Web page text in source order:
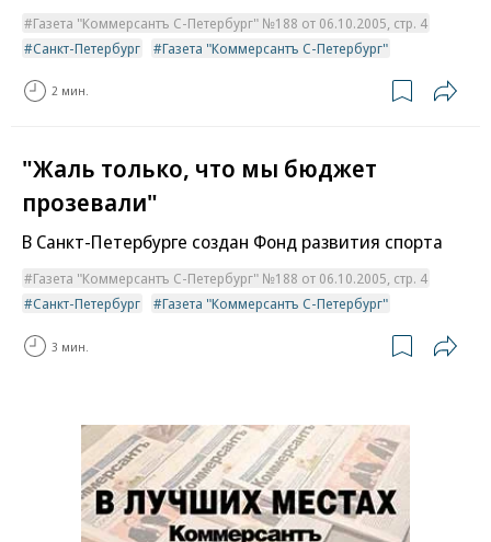
Газета "Коммерсантъ С-Петербург" №188 от 06.10.2005, стр. 4
Санкт-Петербург
Газета "Коммерсантъ С-Петербург"
2 мин.
"Жаль только, что мы бюджет
прозевали"
В Санкт-Петербурге создан Фонд развития спорта
Газета "Коммерсантъ С-Петербург" №188 от 06.10.2005, стр. 4
Санкт-Петербург
Газета "Коммерсантъ С-Петербург"
3 мин.